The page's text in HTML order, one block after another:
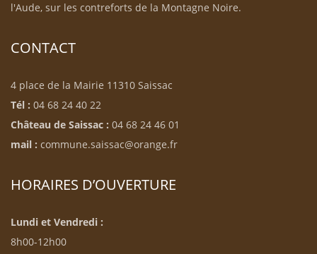
l'Aude, sur les contreforts de la Montagne Noire.
CONTACT
4 place de la Mairie 11310 Saissac
Tél : 04 68 24 40 22
Château de Saissac : 04 68 24 46 01
mail : commune.saissac@orange.fr
HORAIRES D’OUVERTURE
Lundi et Vendredi :
8h00-12h00